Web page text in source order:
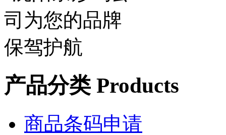
产品分类 Products
商品条码申请